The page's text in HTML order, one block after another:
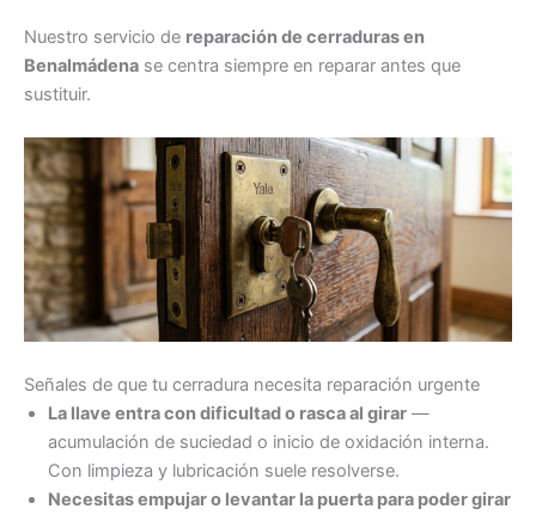
Nuestro servicio de reparación de cerraduras en
Benalmádena se centra siempre en reparar antes que
sustituir.
Señales de que tu cerradura necesita reparación urgente
La llave entra con dificultad o rasca al girar —
acumulación de suciedad o inicio de oxidación interna.
Con limpieza y lubricación suele resolverse.
Necesitas empujar o levantar la puerta para poder girar